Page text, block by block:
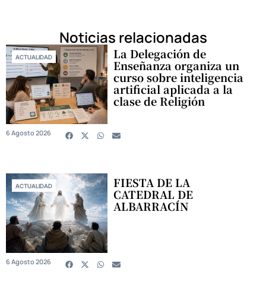
Noticias relacionadas
ACTUALIDAD La Delegación de
Enseñanza organiza un
curso sobre inteligencia
artificial aplicada a la
clase de Religión
6 Agosto 2026
ACTUALIDAD FIESTA DE LA
CATEDRAL DE
ALBARRACÍN
6 Agosto 2026